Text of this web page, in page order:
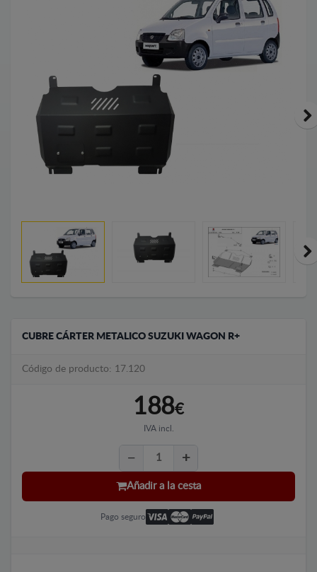
CUBRE CÁRTER METALICO SUZUKI WAGON R+
Código de producto: 17.120
188€
IVA incl.
Añadir a la cesta
Pago seguro